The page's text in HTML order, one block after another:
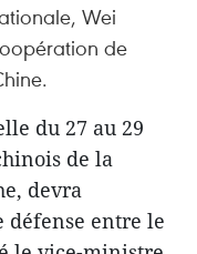
Wei
de
du 27 au 29
de la
devra
défense entre le